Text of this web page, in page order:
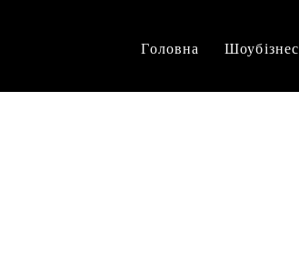
Головна Шоубізнес